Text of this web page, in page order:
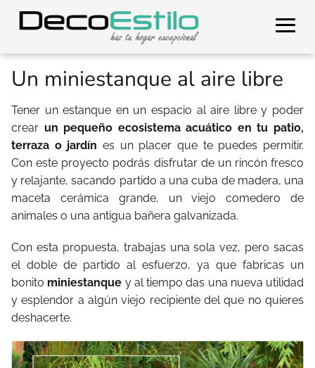
Un miniestanque al aire libre
Tener un estanque en un espacio al aire libre y poder
crear un pequeño ecosistema acuático en tu patio,
terraza o jardín es un placer que te puedes permitir.
Con este proyecto podrás disfrutar de un rincón fresco
y relajante, sacando partido a una cuba de madera, una
maceta cerámica grande, un viejo comedero de
animales o una antigua bañera galvanizada.
Con esta propuesta, trabajas una sola vez, pero sacas
el doble de partido al esfuerzo, ya que fabricas un
bonito miniestanque y al tiempo das una nueva utilidad
y esplendor a algún viejo recipiente del que no quieres
deshacerte.